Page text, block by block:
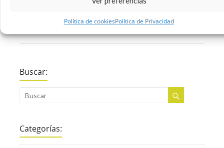
Política de cookiesPolítica de PrivacidadLeer más
Buscar:
Categorías: